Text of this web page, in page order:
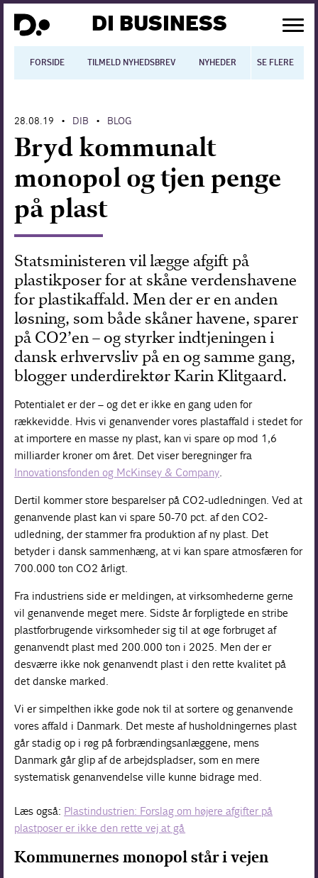
DI BUSINESS
FORSIDE TILMELD NYHEDSBREV NYHEDER BLOGS
SE FLERE
Digitalisering
International økonomi
Arbejdsmiljø
Arbejdsmarkedet
Uddannelse
Europapolitik
Forskning
28.08.19 • DIB • BLOG
Bryd kommunalt
monopol og tjen penge
på plast
Statsministeren vil lægge afgift på
plastikposer for at skåne verdenshavene
for plastikaffald. Men der er en anden
løsning, som både skåner havene, sparer
på CO2’en – og styrker indtjeningen i
dansk erhvervsliv på en og samme gang,
blogger underdirektør Karin Klitgaard.
Potentialet er der – og det er ikke en gang uden for
rækkevidde. Hvis vi genanvender vores plastaffald i stedet for
at importere en masse ny plast, kan vi spare op mod 1,6
milliarder kroner om året. Det viser beregninger fra
Innovationsfonden og McKinsey & Company.
Dertil kommer store besparelser på CO2-udledningen. Ved at
genanvende plast kan vi spare 50-70 pct. af den CO2-
udledning, der stammer fra produktion af ny plast. Det
betyder i dansk sammenhæng, at vi kan spare atmosfæren for
700.000 ton CO2 årligt.
Fra industriens side er meldingen, at virksomhederne gerne
vil genanvende meget mere. Sidste år forpligtede en stribe
plastforbrugende virksomheder sig til at øge forbruget af
genanvendt plast med 200.000 ton i 2025. Men der er
desværre ikke nok genanvendt plast i den rette kvalitet på
det danske marked.
Vi er simpelthen ikke gode nok til at sortere og genanvende
vores affald i Danmark. Det meste af husholdningernes plast
går stadig op i røg på forbrændingsanlæggene, mens
Danmark går glip af de arbejdspladser, som en mere
systematisk genanvendelse ville kunne bidrage med.
Læs også: Plastindustrien: Forslag om højere afgifter på
plastposer er ikke den rette vej at gå
Kommunernes monopol står i vejen